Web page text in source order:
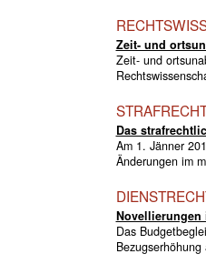
Zeit- und
Zeit- und
Das
Am 1. Jänner
Änderungen im
Novellierungen
Das